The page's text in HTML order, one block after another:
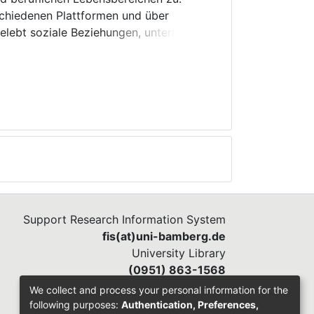
Plattformen und über
soziale Beziehungen, unterhält,
sie und löst persönliche,
sind sie sogar umfassender,
Funktionen gepaart mit
viele Vorteile: So ist es auf
zu pflegen, neueste relevante Inhalte
das Suchverhalten, die Nutzung
und gesellschaftliche Probleme, wie
Konzentrationsfähigkeit,
Support Research Information System
fis(at)uni-bamberg.de
University Library
(0951) 863-1568
We collect and process your personal information for the
following purposes: Authentication, Preferences,